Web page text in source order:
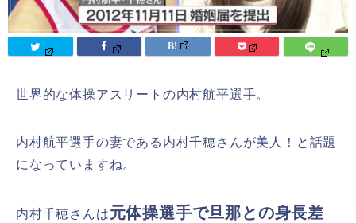
世界的な体操アスリートの内村航平選手。
内村航平選手の妻である内村千穂さんが美人！と話題
になっていますね。
内村千穂さんは元体操選手で旦那との身長差